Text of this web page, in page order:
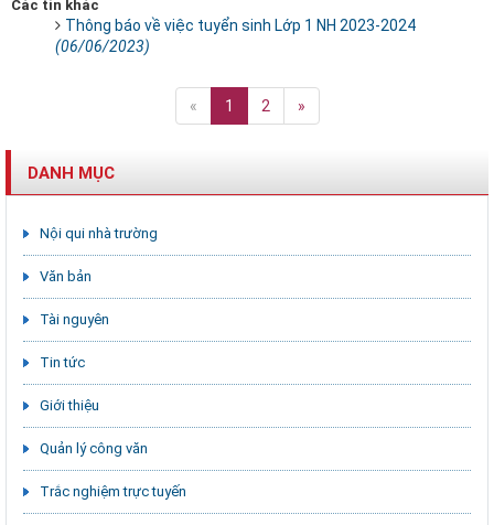
Các tin khác
Thông báo về việc tuyển sinh Lớp 1 NH 2023-2024
(06/06/2023)
« 1 2 »
DANH MỤC
Nội qui nhà trường
Văn bản
Tài nguyên
Tin tức
Giới thiệu
Quản lý công văn
Trắc nghiệm trực tuyến